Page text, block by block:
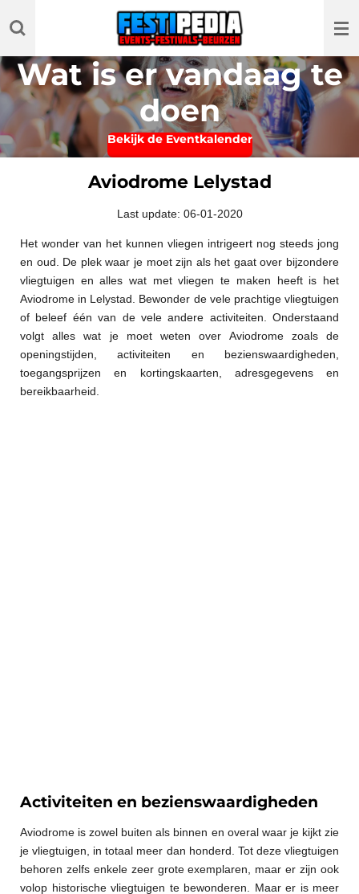
direct
de
hoofdinhoud
Wat is er vandaag te
doen
Bekijk de Eventkalender
Aviodrome Lelystad
Last update: 06-01-2020
Het wonder van het kunnen vliegen intrigeert nog steeds jong
en oud. De plek waar je moet zijn als het gaat over bijzondere
vliegtuigen en alles wat met vliegen te maken heeft is het
Aviodrome in Lelystad. Bewonder de vele prachtige vliegtuigen
of beleef één van de vele andere activiteiten. Onderstaand
volgt alles wat je moet weten over Aviodrome zoals de
openingstijden, activiteiten en bezienswaardigheden,
toegangsprijzen en kortingskaarten, adresgegevens en
bereikbaarheid.
Activiteiten en bezienswaardigheden
Aviodrome is zowel buiten als binnen en overal waar je kijkt zie
je vliegtuigen, in totaal meer dan honderd. Tot deze vliegtuigen
behoren zelfs enkele zeer grote exemplaren, maar er zijn ook
volop historische vliegtuigen te bewonderen. Maar er is meer